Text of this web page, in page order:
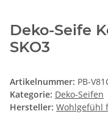
Deko-Seife
SKO3
Artikelnummer: PB-
Kategorie: Deko-Seifen
Hersteller: Wohlgefühl